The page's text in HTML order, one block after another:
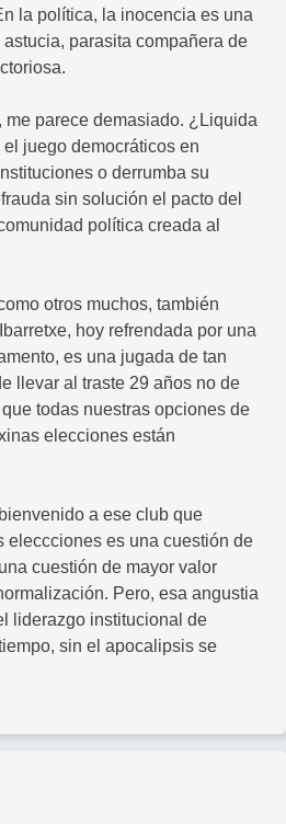
la política, la inocencia es una
parasita compañera de
me parece demasiado. ¿Liquida
juego democráticos en
o derrumba su
sin solución el pacto del
política creada al
otros muchos, también
hoy refrendada por una
es una jugada de tan
llevar al traste 29 años no de
todas nuestras opciones de
elecciones están
a ese club que
eleccciones es una cuestión de
cuestión de mayor valor
Pero, esa angustia
liderazgo institucional de
sin el apocalipsis se